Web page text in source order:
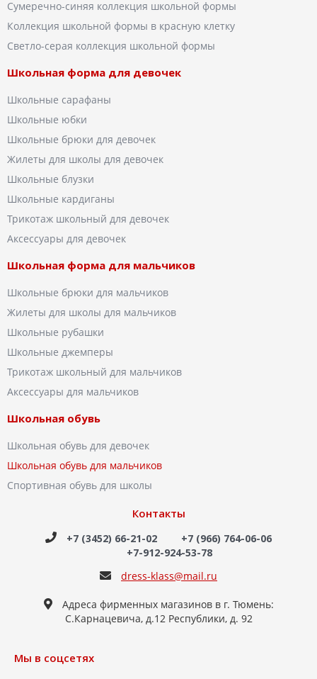
Сумеречно-синяя коллекция школьной формы
Коллекция школьной формы в красную клетку
Светло-серая коллекция школьной формы
Школьная форма для девочек
Школьные сарафаны
Школьные юбки
Школьные брюки для девочек
Жилеты для школы для девочек
Школьные блузки
Школьные кардиганы
Трикотаж школьный для девочек
Аксессуары для девочек
Школьная форма для мальчиков
Школьные брюки для мальчиков
Жилеты для школы для мальчиков
Школьные рубашки
Школьные джемперы
Трикотаж школьный для мальчиков
Аксессуары для мальчиков
Школьная обувь
Школьная обувь для девочек
Школьная обувь для мальчиков
Спортивная обувь для школы
Контакты
+7 (3452) 66-21-02
+7 (966) 764-06-06
+7-912-924-53-78
dress-klass@mail.ru
Адреса фирменных магазинов в г. Тюмень:
С.Карнацевича, д.12 Республики, д. 92
Мы в соцсетях